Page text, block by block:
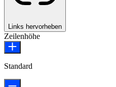
Links hervorheben
Zeilenhöhe
Standard